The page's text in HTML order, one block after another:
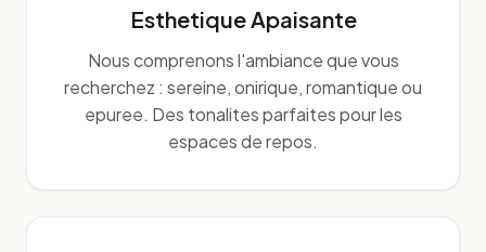
Esthetique Apaisante
Nous comprenons l'ambiance que vous
recherchez : sereine, onirique, romantique ou
epuree. Des tonalites parfaites pour les
espaces de repos.